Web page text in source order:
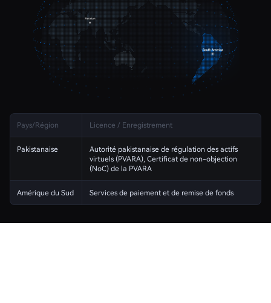
Pays/Région Licence / Enregistrement
Pakistanaise
Autorité pakistanaise de régulation des actifs
virtuels (PVARA), Certificat de non-objection
(NoC) de la PVARA
Amérique du Sud Services de paiement et de remise de fonds